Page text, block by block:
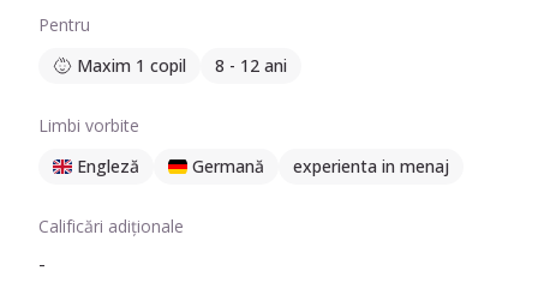
Pentru
Maxim 1 copil
8 - 12 ani
Limbi vorbite
Engleză
Germană experienta in menaj
Calificări adiționale
-